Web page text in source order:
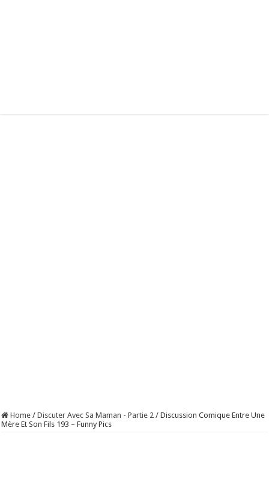
Home / Discuter Avec Sa Maman - Partie 2 / Discussion Comique Entre Une
Mère Et Son Fils 193 – Funny Pics